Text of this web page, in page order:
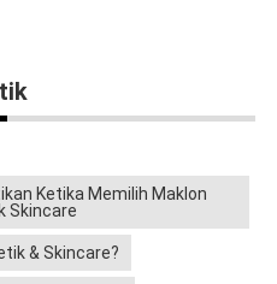
Ketika Memilih Maklon
Skincare
& Skincare?